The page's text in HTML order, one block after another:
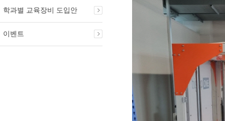
학과별 교육장비 도입안
이벤트